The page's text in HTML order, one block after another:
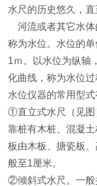
水尺的历史悠久，直
河流或者其它水体
称为水位。水位的
1ｍ。以水位为纵轴
化曲线，称为水位过
水位仪器的常用型式
①直立式水尺（见图
靠桩有木桩、混凝
板由木板、搪瓷板
般至1厘米。
②倾斜式水尺。一般